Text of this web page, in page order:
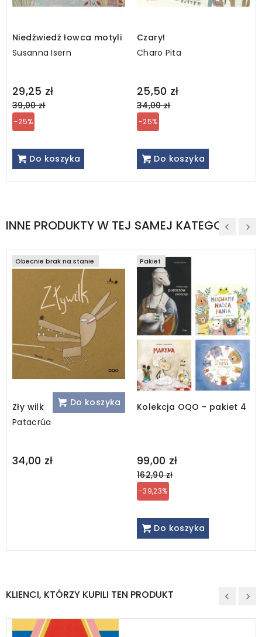
Niedźwiedź łowca motyli
Susanna Isern
29,25 zł
Regular
price
39,00 zł
-25%
Do koszyka
Czary!
Charo Pita
25,50 zł
Regular
price
34,00 zł
-25%
Do koszyka
INNE PRODUKTY W TEJ SAMEJ KATEGORII
Obecnie brak na stanie
Zły wilk
Patacrúa
34,00 zł
Do koszyka
Pakiet
Kolekcja OQO - pakiet 4
99,00 zł
Regular
price
162,90 zł
-39,23%
Do koszyka
KLIENCI, KTÓRZY KUPILI TEN PRODUKT